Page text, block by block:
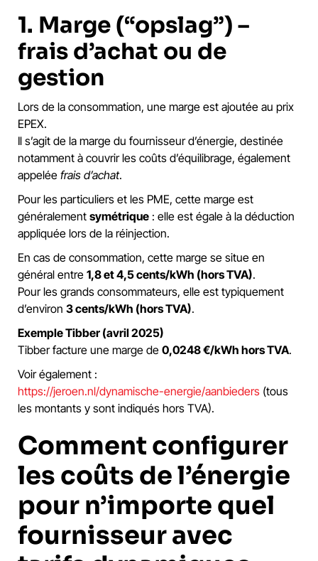
1. Marge (“opslag”) –
frais d’achat ou de
gestion
Lors de la consommation, une marge est ajoutée au prix
EPEX.
Il s’agit de la marge du fournisseur d’énergie, destinée
notamment à couvrir les coûts d’équilibrage, également
appelée frais d’achat.
Pour les particuliers et les PME, cette marge est
généralement symétrique : elle est égale à la déduction
appliquée lors de la réinjection.
En cas de consommation, cette marge se situe en
général entre 1,8 et 4,5 cents/kWh (hors TVA).
Pour les grands consommateurs, elle est typiquement
d’environ 3 cents/kWh (hors TVA).
Exemple Tibber (avril 2025)
Tibber facture une marge de 0,0248 €/kWh hors TVA.
Voir également :
https://jeroen.nl/dynamische-energie/aanbieders (tous
les montants y sont indiqués hors TVA).
Comment configurer
les coûts de l’énergie
pour n’importe quel
fournisseur avec